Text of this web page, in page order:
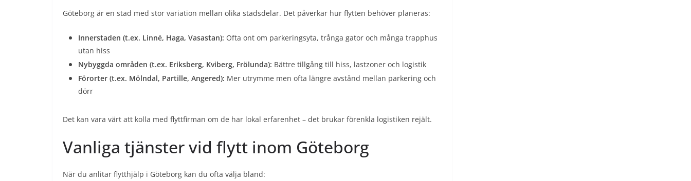
Göteborg är en stad med stor variation mellan olika stadsdelar. Det påverkar hur flytten behöver planeras:
Innerstaden (t.ex. Linné, Haga, Vasastan): Ofta ont om parkeringsyta, trånga gator och många trapphus
utan hiss
Nybyggda områden (t.ex. Eriksberg, Kviberg, Frölunda): Bättre tillgång till hiss, lastzoner och logistik
Förorter (t.ex. Mölndal, Partille, Angered): Mer utrymme men ofta längre avstånd mellan parkering och
dörr
Det kan vara värt att kolla med flyttfirman om de har lokal erfarenhet – det brukar förenkla logistiken rejält.
Vanliga tjänster vid flytt inom Göteborg
När du anlitar flytthjälp i Göteborg kan du ofta välja bland: